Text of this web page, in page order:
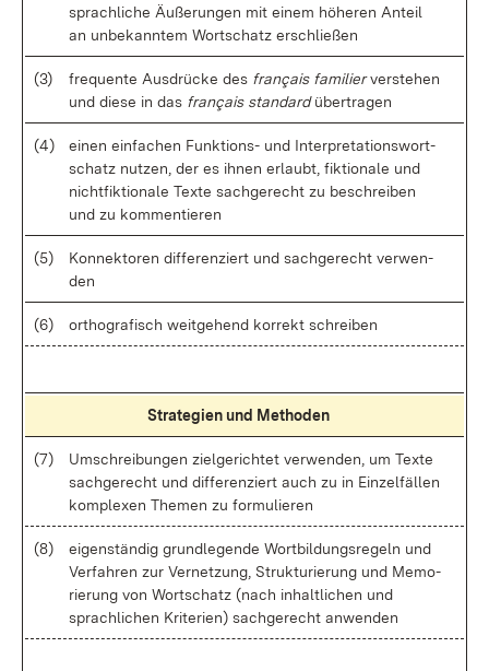
sprach­li­che Äu­ße­run­gen mit ei­nem hö­he­ren An­teil
an un­be­kann­tem Wort­schatz er­schlie­ßen
(3) fre­quen­te Aus­drü­cke des français fa­mi­lierver­ste­hen
und die­se in das français stan­dardüber­tra­gen
(4)
ei­nen ein­fa­chen Funk­ti­ons- und In­ter­pre­ta­ti­ons­wort­
schatz nut­zen, der es ih­nen er­laubt, fik­tio­na­le und
nicht­fik­tio­na­le Tex­te sach­ge­recht zu be­schrei­ben
und zu kom­men­tie­ren
(5)
Kon­nek­to­ren dif­fe­ren­ziert und sach­ge­recht ver­wen­
den
(6) or­tho­gra­fisch weit­ge­hend kor­rekt schrei­ben
Stra­te­gi­en und Me­tho­den
(7)
Um­schrei­bun­gen ziel­ge­rich­tet ver­wen­den, um Tex­te
sach­ge­recht und dif­fe­ren­ziert auch zu in Ein­zel­fäl­len
kom­ple­xen The­men zu for­mu­lie­ren
(8)
ei­gen­stän­dig grund­le­gen­de Wort­bil­dungs­re­geln und
Ver­fah­ren zur Ver­net­zung, Struk­tu­rie­rung und Me­mo­
rie­rung von Wort­schatz (nach in­halt­li­chen und
sprach­li­chen Kri­te­ri­en) sach­ge­recht an­wen­den